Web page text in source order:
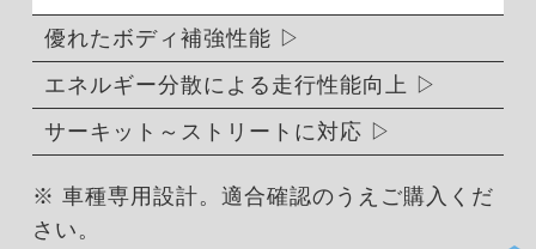
優れたボディ補強性能
エネルギー分散による走行性能向上
サーキット～ストリートに対応
※ 車種専用設計。適合確認のうえご購入くだ
さい。